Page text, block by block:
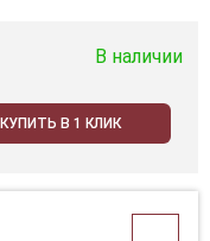
В наличии
КУПИТЬ В 1 КЛИК